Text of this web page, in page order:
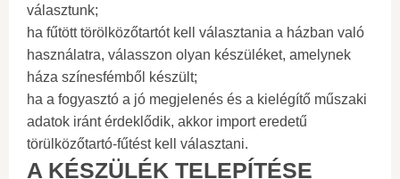
választunk;
ha fűtött törölközőtartót kell választania a házban való
használatra, válasszon olyan készüléket, amelynek
háza színesfémből készült;
ha a fogyasztó a jó megjelenés és a kielégítő műszaki
adatok iránt érdeklődik, akkor import eredetű
törülközőtartó-fűtést kell választani.
A KÉSZÜLÉK TELEPÍTÉSE